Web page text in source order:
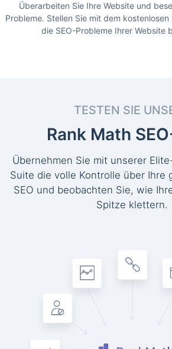
Überarbeiten Sie Ihre Website und
Probleme. Stellen Sie mit dem
die SEO-Probleme Ihrer Website
TESTEN SIE
Rank Math
Übernehmen Sie mit unserer
Suite die volle Kontrolle über Ihre
SEO und beobachten Sie, wie
Spitze klettern.